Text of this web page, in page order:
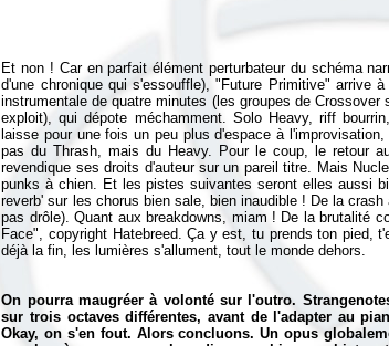
Et non ! Car en parfait élément perturbateur du schéma
d'une chronique qui s'essouffle), "Future Primitive" arrive
instrumentale de quatre minutes (les groupes de
exploit), qui dépote méchamment. Solo Heavy, riff
laisse pour une fois un peu plus d'espace à
pas du Thrash, mais du Heavy. Pour le coup, le retour
revendique ses droits d'auteur sur un pareil titre. Mais
punks à chien. Et les pistes suivantes seront elles aussi
reverb' sur les chorus bien sale, bien inaudible ! De la
pas drôle). Quant aux breakdowns, miam ! De la brutalité
Face", copyright Hatebreed. Ça y est, tu prends ton pied,
déjà la fin, les lumières s'allument, tout le monde dehors.
On pourra maugréer à volonté sur l'outro.
sur trois octaves différentes, avant de l'adapter au
Okay, on s'en fout. Alors concluons. Un opus